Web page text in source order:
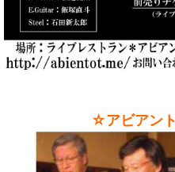
☆アビアン